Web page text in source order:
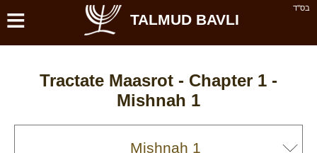
בס''ד ≡ TALMUD BAVLI
Tractate Maasrot - Chapter 1 -
Mishnah 1